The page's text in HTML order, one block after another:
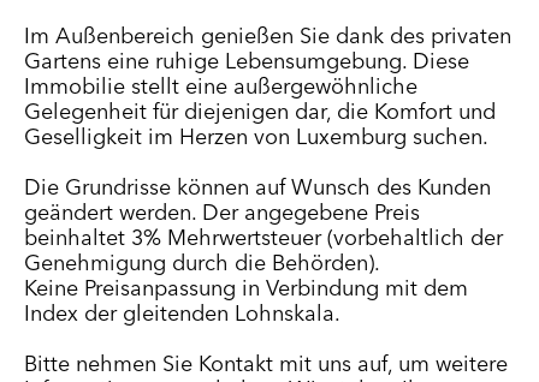
Im Außenbereich genießen Sie dank des privaten
Gartens eine ruhige Lebensumgebung. Diese
Immobilie stellt eine außergewöhnliche
Gelegenheit für diejenigen dar, die Komfort und
Geselligkeit im Herzen von Luxemburg suchen.
Die Grundrisse können auf Wunsch des Kunden
geändert werden. Der angegebene Preis
beinhaltet 3% Mehrwertsteuer (vorbehaltlich der
Genehmigung durch die Behörden).
Keine Preisanpassung in Verbindung mit dem
Index der gleitenden Lohnskala.
Bitte nehmen Sie Kontakt mit uns auf, um weitere